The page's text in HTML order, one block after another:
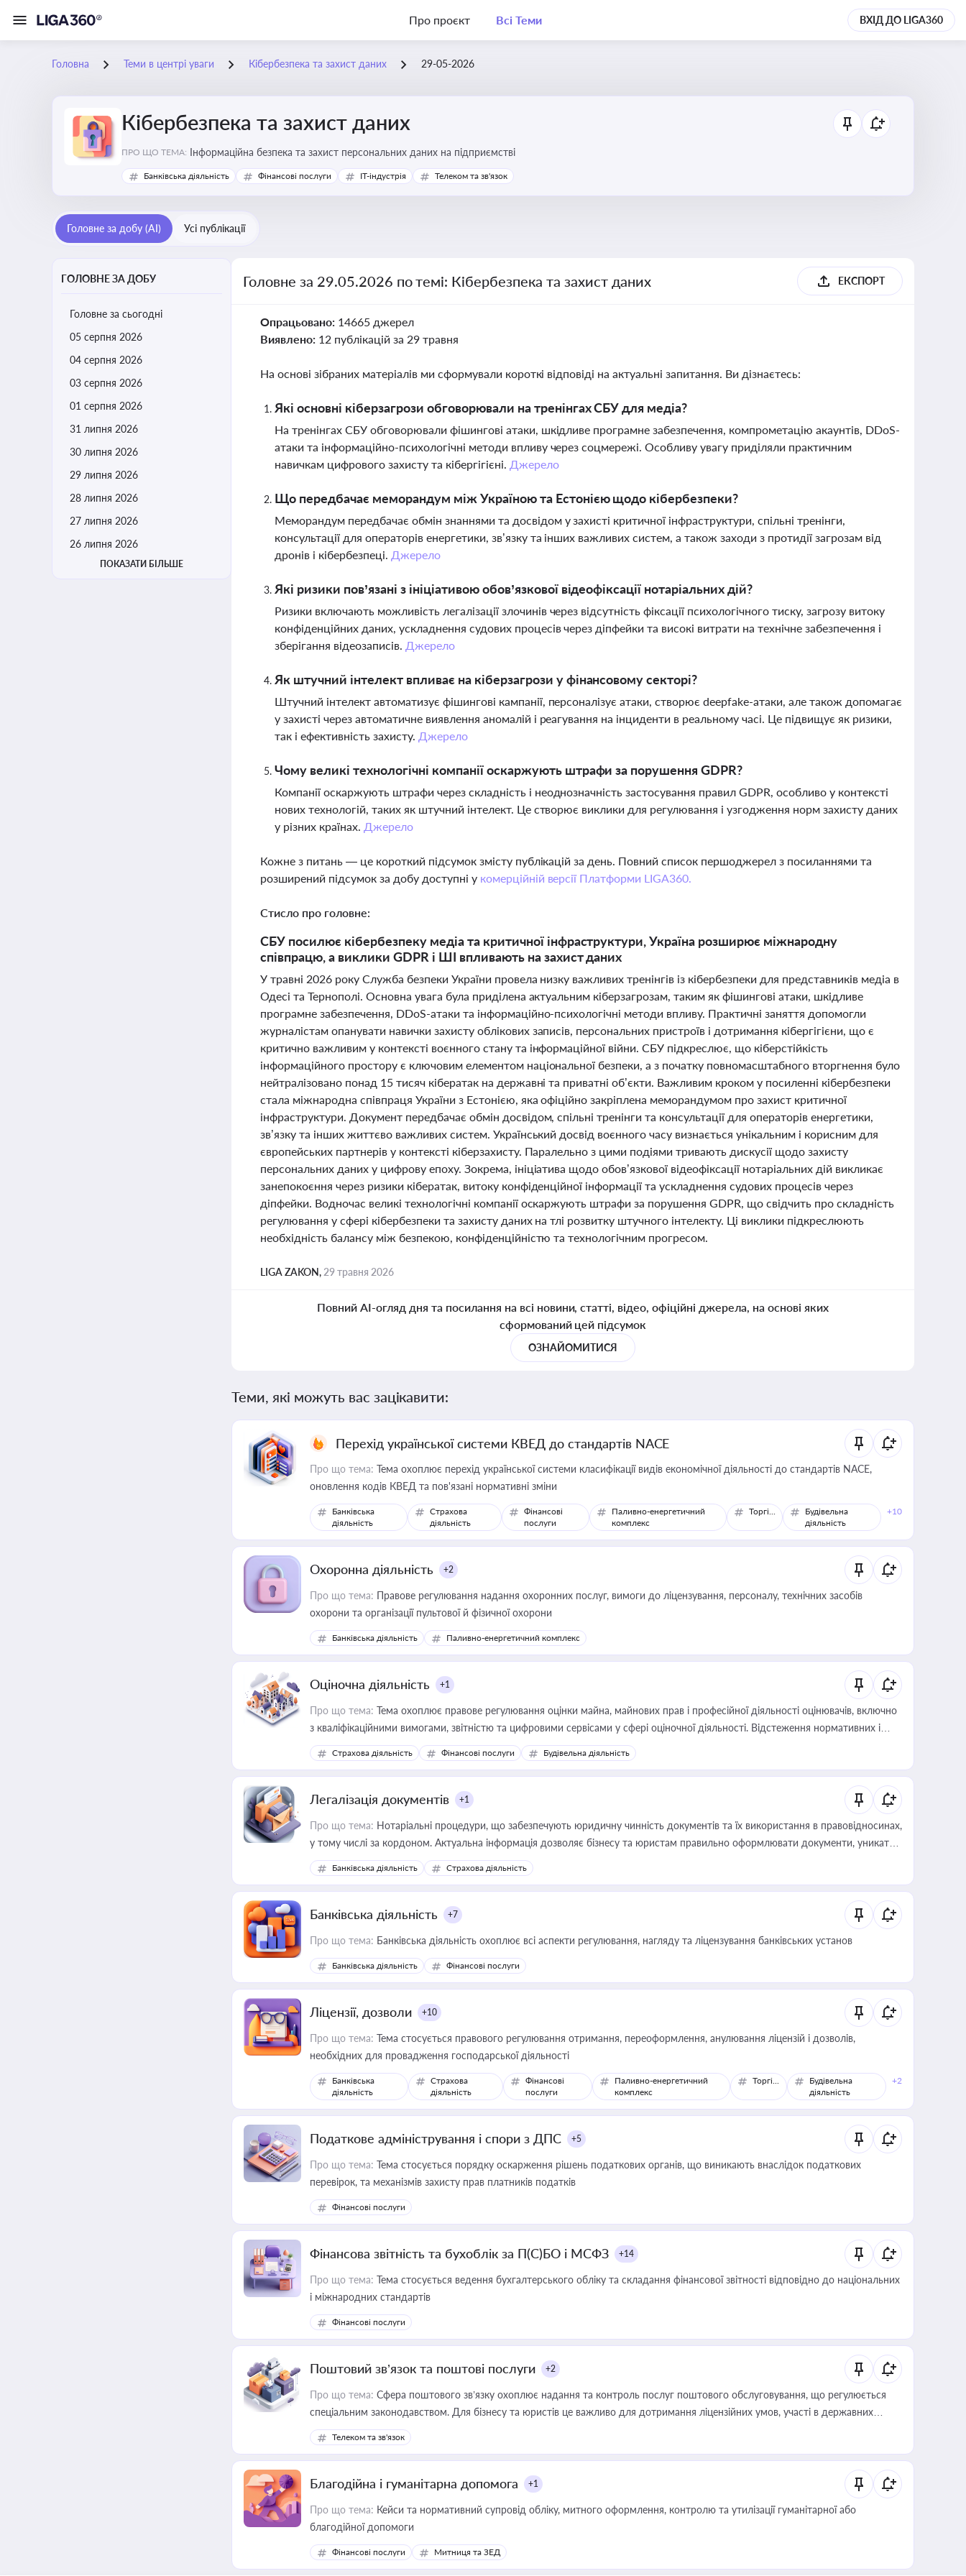
Про проєкт Всі Теми ВХІД ДО LIGA360
Головна Теми в центрі уваги Кібербезпека та захист даних 29-05-2026
Кібербезпека та захист даних
ПРО ЩО ТЕМА: Інформаційна безпека та захист персональних даних на підприємстві
Банківська діяльність Фінансові послуги IT-індустрія Телеком та зв'язок
Головне за добу (AI) Усі публікації
ГОЛОВНЕ ЗА ДОБУ
Головне за сьогодні
05 серпня 2026
04 серпня 2026
03 серпня 2026
01 серпня 2026
31 липня 2026
30 липня 2026
29 липня 2026
28 липня 2026
27 липня 2026
26 липня 2026
ПОКАЗАТИ БІЛЬШЕ
Головне за 29.05.2026 по темі: Кібербезпека та захист даних ЕКСПОРТ
Опрацьовано: 14665 джерел
Виявлено: 12 публікацій за 29 травня
На основі зібраних матеріалів ми сформували короткі відповіді на актуальні запитання. Ви дізнаєтесь:
Які основні кіберзагрози обговорювали на тренінгах СБУ для медіа?
На тренінгах СБУ обговорювали фішингові атаки, шкідливе програмне забезпечення, компрометацію акаунтів, DDoS-
атаки та інформаційно-психологічні методи впливу через соцмережі. Особливу увагу приділяли практичним
навичкам цифрового захисту та кібергігієні. Джерело
Що передбачає меморандум між Україною та Естонією щодо кібербезпеки?
Меморандум передбачає обмін знаннями та досвідом у захисті критичної інфраструктури, спільні тренінги,
консультації для операторів енергетики, зв’язку та інших важливих систем, а також заходи з протидії загрозам від
дронів і кібербезпеці. Джерело
Які ризики пов’язані з ініціативою обов’язкової відеофіксації нотаріальних дій?
Ризики включають можливість легалізації злочинів через відсутність фіксації психологічного тиску, загрозу витоку
конфіденційних даних, ускладнення судових процесів через діпфейки та високі витрати на технічне забезпечення і
зберігання відеозаписів. Джерело
Як штучний інтелект впливає на кіберзагрози у фінансовому секторі?
Штучний інтелект автоматизує фішингові кампанії, персоналізує атаки, створює deepfake-атаки, але також допомагає
у захисті через автоматичне виявлення аномалій і реагування на інциденти в реальному часі. Це підвищує як ризики,
так і ефективність захисту. Джерело
Чому великі технологічні компанії оскаржують штрафи за порушення GDPR?
Компанії оскаржують штрафи через складність і неоднозначність застосування правил GDPR, особливо у контексті
нових технологій, таких як штучний інтелект. Це створює виклики для регулювання і узгодження норм захисту даних
у різних країнах. Джерело
Кожне з питань — це короткий підсумок змісту публікацій за день. Повний список першоджерел з посиланнями та
розширений підсумок за добу доступні у комерційній версії Платформи LIGA360.
Стисло про головне:
СБУ посилює кібербезпеку медіа та критичної інфраструктури, Україна розширює міжнародну
співпрацю, а виклики GDPR і ШІ впливають на захист даних
У травні 2026 року Служба безпеки України провела низку важливих тренінгів із кібербезпеки для представників медіа в
Одесі та Тернополі. Основна увага була приділена актуальним кіберзагрозам, таким як фішингові атаки, шкідливе
програмне забезпечення, DDoS-атаки та інформаційно-психологічні методи впливу. Практичні заняття допомогли
журналістам опанувати навички захисту облікових записів, персональних пристроїв і дотримання кібергігієни, що є
критично важливим у контексті воєнного стану та інформаційної війни. СБУ підкреслює, що кіберстійкість
інформаційного простору є ключовим елементом національної безпеки, а з початку повномасштабного вторгнення було
нейтралізовано понад 15 тисяч кібератак на державні та приватні об’єкти. Важливим кроком у посиленні кібербезпеки
стала міжнародна співпраця України з Естонією, яка офіційно закріплена меморандумом про захист критичної
інфраструктури. Документ передбачає обмін досвідом, спільні тренінги та консультації для операторів енергетики,
зв’язку та інших життєво важливих систем. Український досвід воєнного часу визнається унікальним і корисним для
європейських партнерів у контексті кіберзахисту. Паралельно з цими подіями тривають дискусії щодо захисту
персональних даних у цифрову епоху. Зокрема, ініціатива щодо обов’язкової відеофіксації нотаріальних дій викликає
занепокоєння через ризики кібератак, витоку конфіденційної інформації та ускладнення судових процесів через
діпфейки. Водночас великі технологічні компанії оскаржують штрафи за порушення GDPR, що свідчить про складність
регулювання у сфері кібербезпеки та захисту даних на тлі розвитку штучного інтелекту. Ці виклики підкреслюють
необхідність балансу між безпекою, конфіденційністю та технологічним прогресом.
LIGA ZAKON, 29 травня 2026
Повний AI-огляд дня та посилання на всі новини, статті, відео, офіційні джерела, на основі яких
сформований цей підсумок
ОЗНАЙОМИТИСЯ
Теми, які можуть вас зацікавити:
Перехід української системи КВЕД до стандартів NACE
Про що тема: Тема охоплює перехід української системи класифікації видів економічної діяльності до стандартів NACE,
оновлення кодів КВЕД та пов'язані нормативні зміни
Банківська
діяльність
Страхова
діяльність
Фінансові
послуги
Паливно-енергетичний
комплекс
Торгівля
Будівельна
діяльність
+10
Охоронна діяльність +2
Про що тема: Правове регулювання надання охоронних послуг, вимоги до ліцензування, персоналу, технічних засобів
охорони та організації пультової й фізичної охорони
Банківська діяльність Паливно-енергетичний комплекс
Оціночна діяльність +1
Про що тема: Тема охоплює правове регулювання оцінки майна, майнових прав і професійної діяльності оцінювачів, включно
з кваліфікаційними вимогами, звітністю та цифровими сервісами у сфері оціночної діяльності. Відстеження нормативних і
медійних змін у цій сфері корисне для власника бізнесу, керівника, юриста або бухгалтера під час оподаткування,
приватизації, оренди державного майна, корпоративних угод і перевірки статусу суб'єктів оціночної діяльності
Страхова діяльність Фінансові послуги Будівельна діяльність
Легалізація документів +1
Про що тема: Нотаріальні процедури, що забезпечують юридичну чинність документів та їх використання в правовідносинах,
у тому числі за кордоном. Актуальна інформація дозволяє бізнесу та юристам правильно оформлювати документи, уникати
ризиків недійсності та забезпечувати їх належне прийняття органами влади та контрагентами
Банківська діяльність Страхова діяльність
Банківська діяльність +7
Про що тема: Банківська діяльність охоплює всі аспекти регулювання, нагляду та ліцензування банківських установ
Банківська діяльність Фінансові послуги
Ліцензії, дозволи +10
Про що тема: Тема стосується правового регулювання отримання, переоформлення, анулювання ліцензій і дозволів,
необхідних для провадження господарської діяльності
Банківська
діяльність
Страхова
діяльність
Фінансові
послуги
Паливно-енергетичний
комплекс
Торгівля
Будівельна
діяльність
+2
Податкове адміністрування і спори з ДПС +5
Про що тема: Тема стосується порядку оскарження рішень податкових органів, що виникають внаслідок податкових
перевірок, та механізмів захисту прав платників податків
Фінансові послуги
Фінансова звітність та бухоблік за П(С)БО і МСФЗ +14
Про що тема: Тема стосується ведення бухгалтерського обліку та складання фінансової звітності відповідно до національних
і міжнародних стандартів
Фінансові послуги
Поштовий зв’язок та поштові послуги +2
Про що тема: Сфера поштового зв’язку охоплює надання та контроль послуг поштового обслуговування, що регулюється
спеціальним законодавством. Для бізнесу та юристів це важливо для дотримання ліцензійних умов, участі в державних
реєстрах і забезпечення прав споживачів.
Телеком та зв'язок
Благодійна і гуманітарна допомога +1
Про що тема: Кейси та нормативний супровід обліку, митного оформлення, контролю та утилізації гуманітарної або
благодійної допомоги
Фінансові послуги Митниця та ЗЕД